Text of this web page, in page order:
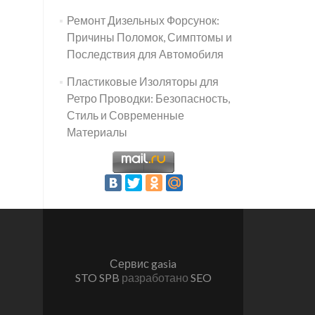
Ремонт Дизельных Форсунок:
Причины Поломок, Симптомы и
Последствия для Автомобиля
Пластиковые Изоляторы для
Ретро Проводки: Безопасность,
Стиль и Современные
Материалы
Сервис gasia
STO SPB разработано SEO